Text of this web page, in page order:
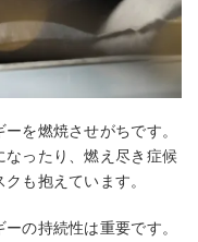
を燃焼させがちです。
なったり、燃え尽き症候
も抱えています。
の持続性は重要です。